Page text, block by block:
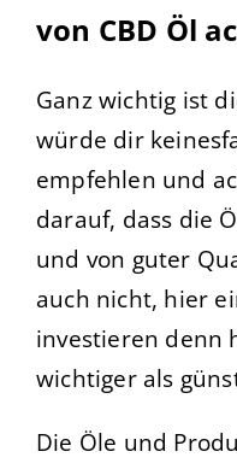
von CBD Öl
Ganz wichtig ist
würde dir
empfehlen und
darauf, dass die
und von guter
auch nicht, hier
investieren denn
wichtiger als
Die Öle und